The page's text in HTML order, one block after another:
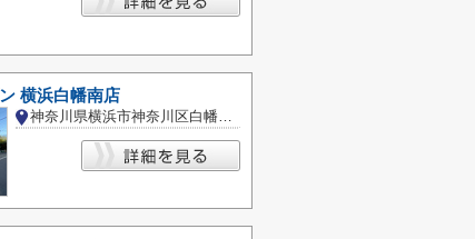
横浜白幡南店
神奈川県横浜市神奈川区白幡南町